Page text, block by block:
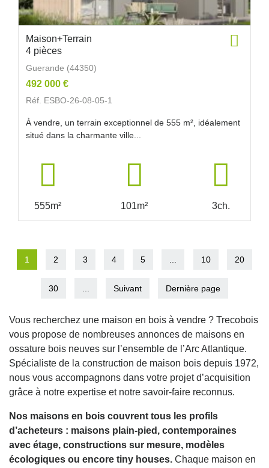
Maison+Terrain
4 pièces
Guerande (44350)
492 000 €
Réf. ESBO-26-08-05-1
À vendre, un terrain exceptionnel de 555 m², idéalement
situé dans la charmante ville...
555m² 101m² 3ch.
1 2 3 4 5 10 20
30 Suivant Dernière page
Vous recherchez une maison en bois à vendre ? Trecobois
vous propose de nombreuses annonces de maisons en
ossature bois neuves sur l’ensemble de l’Arc Atlantique.
Spécialiste de la construction de maison bois depuis 1972,
nous vous accompagnons dans votre projet d’acquisition
grâce à notre expertise et notre savoir-faire reconnus.
Nos maisons en bois couvrent tous les profils
d’acheteurs : maisons plain-pied, contemporaines
avec étage, constructions sur mesure, modèles
écologiques ou encore tiny houses. Chaque maison en